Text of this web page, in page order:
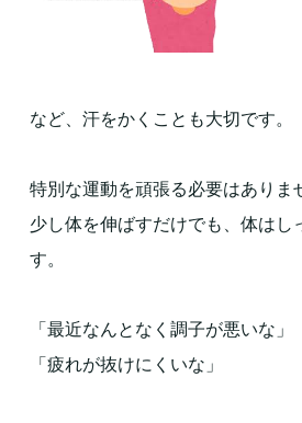
など、汗をかくことも大切です。
特別な運動を頑張る必要はありま
少し体を伸ばすだけでも、体はし
す。
「最近なんとなく調子が悪いな」
「疲れが抜けにくいな」